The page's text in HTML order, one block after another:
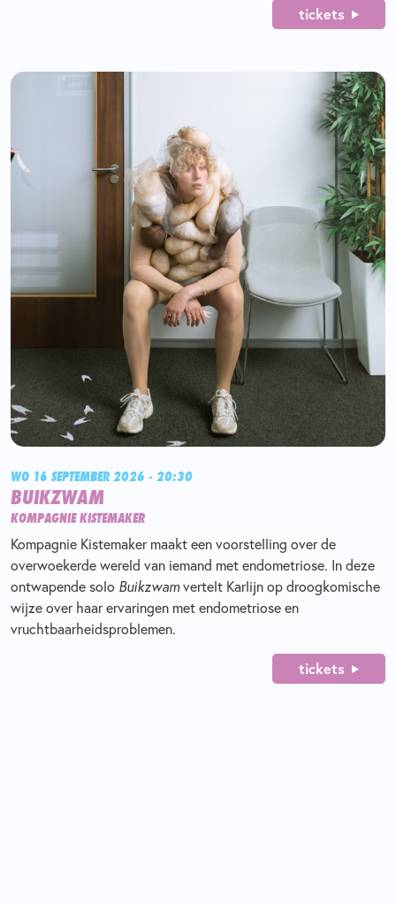
tickets
WO 16 SEPTEMBER 2026 - 20:30
BUIKZWAM
KOMPAGNIE KISTEMAKER
Kompagnie Kistemaker maakt een voorstelling over de
overwoekerde wereld van iemand met endometriose. In deze
ontwapende solo Buikzwamvertelt Karlijn op droogkomische
wijze over haar ervaringen met endometriose en
vruchtbaarheidsproblemen.
tickets